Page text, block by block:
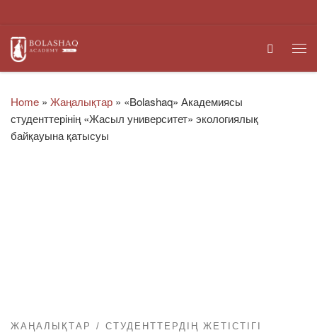
Search
Home » Жаңалықтар » «Bolashaq» Академиясы
студенттерінің «Жасыл университет» экологиялық
байқауына қатысуы
ЖАҢАЛЫҚТАР СТУДЕНТТЕРДІҢ ЖЕТІСТІГІ